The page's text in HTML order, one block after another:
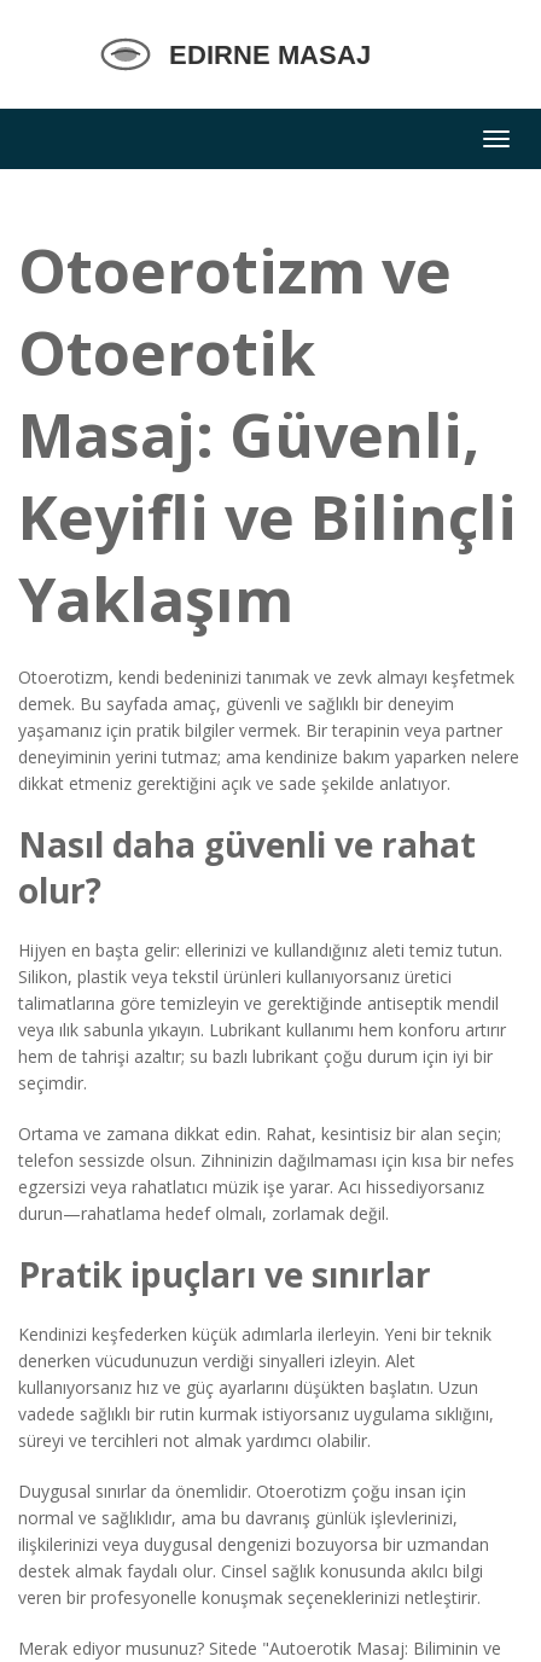
Otoerotizm ve
Otoerotik
Masaj: Güvenli,
Keyifli ve Bilinçli
Yaklaşım
Otoerotizm, kendi bedeninizi tanımak ve zevk almayı keşfetmek
demek. Bu sayfada amaç, güvenli ve sağlıklı bir deneyim
yaşamanız için pratik bilgiler vermek. Bir terapinin veya partner
deneyiminin yerini tutmaz; ama kendinize bakım yaparken nelere
dikkat etmeniz gerektiğini açık ve sade şekilde anlatıyor.
Nasıl daha güvenli ve rahat
olur?
Hijyen en başta gelir: ellerinizi ve kullandığınız aleti temiz tutun.
Silikon, plastik veya tekstil ürünleri kullanıyorsanız üretici
talimatlarına göre temizleyin ve gerektiğinde antiseptik mendil
veya ılık sabunla yıkayın. Lubrikant kullanımı hem konforu artırır
hem de tahrişi azaltır; su bazlı lubrikant çoğu durum için iyi bir
seçimdir.
Ortama ve zamana dikkat edin. Rahat, kesintisiz bir alan seçin;
telefon sessizde olsun. Zihninizin dağılmaması için kısa bir nefes
egzersizi veya rahatlatıcı müzik işe yarar. Acı hissediyorsanız
durun—rahatlama hedef olmalı, zorlamak değil.
Pratik ipuçları ve sınırlar
Kendinizi keşfederken küçük adımlarla ilerleyin. Yeni bir teknik
denerken vücudunuzun verdiği sinyalleri izleyin. Alet
kullanıyorsanız hız ve güç ayarlarını düşükten başlatın. Uzun
vadede sağlıklı bir rutin kurmak istiyorsanız uygulama sıklığını,
süreyi ve tercihleri not almak yardımcı olabilir.
Duygusal sınırlar da önemlidir. Otoerotizm çoğu insan için
normal ve sağlıklıdır, ama bu davranış günlük işlevlerinizi,
ilişkilerinizi veya duygusal dengenizi bozuyorsa bir uzmandan
destek almak faydalı olur. Cinsel sağlık konusunda akılcı bilgi
veren bir profesyonelle konuşmak seçeneklerinizi netleştirir.
Merak ediyor musunuz? Sitede "Autoerotik Masaj: Biliminin ve